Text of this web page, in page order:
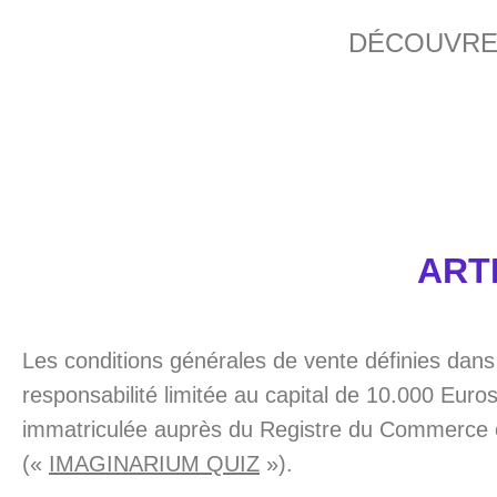
Les conditions générales de vente définies
responsabilité limitée au capital de 10.000
immatriculée auprès du Registre du
(« IMAGINARIUM QUIZ »).